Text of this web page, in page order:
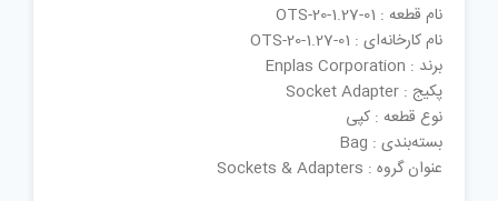
نام قطعه : OTS-20-1.27-01
نام کارخانه‌ای : OTS-20-1.27-01
برند : Enplas Corporation
پکیج : Socket Adapter
نوع قطعه : کپی
بسته‌بندی : Bag
عنوان گروه : Sockets & Adapters